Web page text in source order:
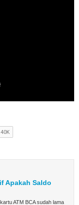
Apakah Saldo
ATM BCA sudah lama